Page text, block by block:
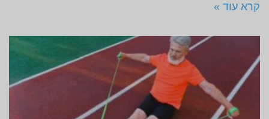
קרא עוד »